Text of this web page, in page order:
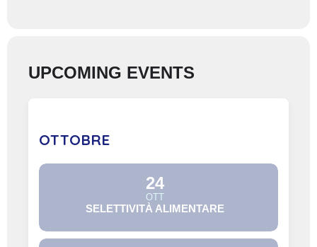
UPCOMING EVENTS
OTTOBRE
24
OTT
SELETTIVITÀ ALIMENTARE